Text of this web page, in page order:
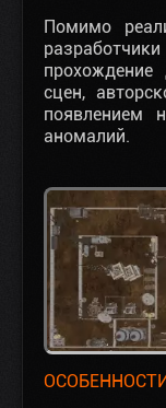
Помимо
сцен,
появлением
аномалий.